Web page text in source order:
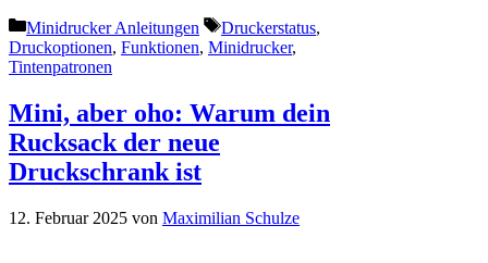
Kategorien
Minidrucker Anleitungen Schlagwörter
Druckerstatus,
Druckoptionen, Funktionen, Minidrucker,
Tintenpatronen
Mini, aber oho: Warum dein
Rucksack der neue
Druckschrank ist
12. Februar 2025 von Maximilian Schulze